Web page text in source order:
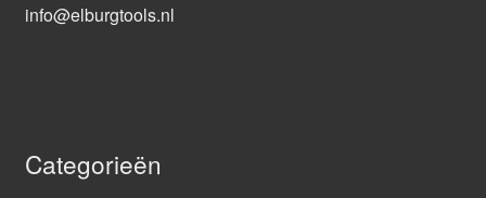
info@elburgtools.nl
Categorieën